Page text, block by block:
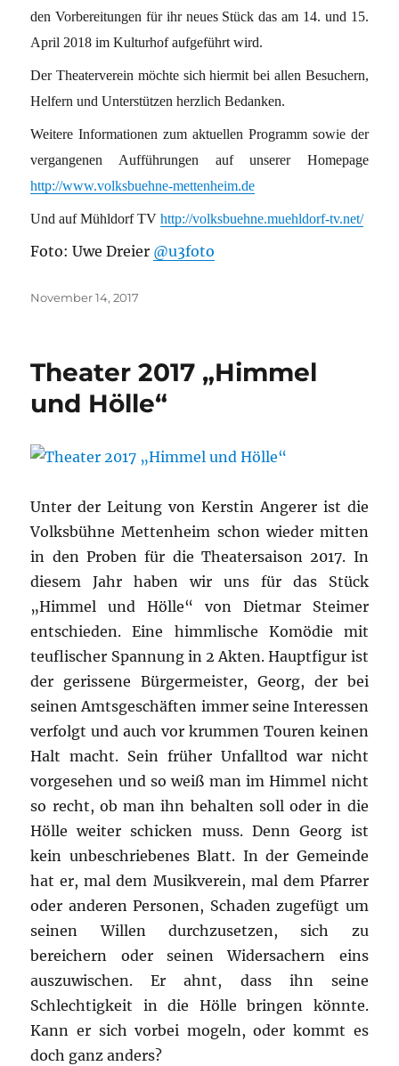
den Vorbereitungen für ihr neues Stück das am 14. und 15.
April 2018 im Kulturhof aufgeführt wird.
Der Theaterverein möchte sich hiermit bei allen Besuchern,
Helfern und Unterstützen herzlich Bedanken.
Weitere Informationen zum aktuellen Programm sowie der
vergangenen Aufführungen auf unserer Homepage
http://www.volksbuehne-mettenheim.de
Und auf Mühldorf TVhttp://volksbuehne.muehldorf-tv.net/
Foto: Uwe Dreier @u3foto
Veröffentlicht
November 14, 2017
Theater 2017 „Himmel
und Hölle“
Unter der Leitung von Kerstin Angerer ist die
Volksbühne Mettenheim schon wieder mitten
in den Proben für die Theatersaison 2017. In
diesem Jahr haben wir uns für das Stück
„Himmel und Hölle“ von Dietmar Steimer
entschieden. Eine himmlische Komödie mit
teuflischer Spannung in 2 Akten. Hauptfigur ist
der gerissene Bürgermeister, Georg, der bei
seinen Amtsgeschäften immer seine Interessen
verfolgt und auch vor krummen Touren keinen
Halt macht. Sein früher Unfalltod war nicht
vorgesehen und so weiß man im Himmel nicht
so recht, ob man ihn behalten soll oder in die
Hölle weiter schicken muss. Denn Georg ist
kein unbeschriebenes Blatt. In der Gemeinde
hat er, mal dem Musikverein, mal dem Pfarrer
oder anderen Personen, Schaden zugefügt um
seinen Willen durchzusetzen, sich zu
bereichern oder seinen Widersachern eins
auszuwischen. Er ahnt, dass ihn seine
Schlechtigkeit in die Hölle bringen könnte.
Kann er sich vorbei mogeln, oder kommt es
doch ganz anders?